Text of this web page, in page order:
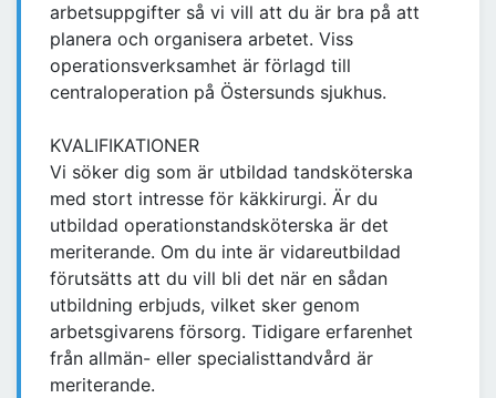
arbetsuppgifter så vi vill att du är bra på att
planera och organisera arbetet. Viss
operationsverksamhet är förlagd till
centraloperation på Östersunds sjukhus.
KVALIFIKATIONER
Vi söker dig som är utbildad tandsköterska
med stort intresse för käkkirurgi. Är du
utbildad operationstandsköterska är det
meriterande. Om du inte är vidareutbildad
förutsätts att du vill bli det när en sådan
utbildning erbjuds, vilket sker genom
arbetsgivarens försorg. Tidigare erfarenhet
från allmän- eller specialisttandvård är
meriterande.